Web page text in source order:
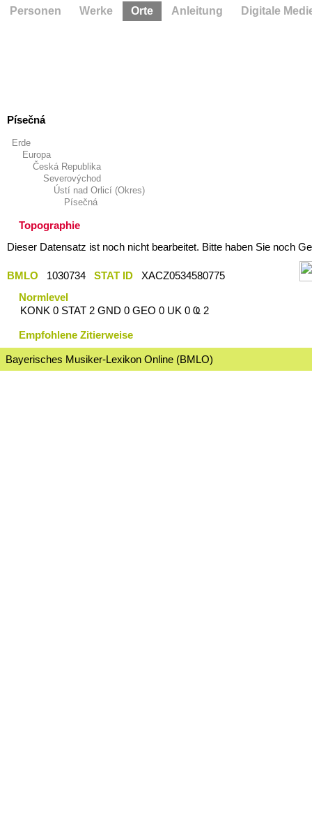
Písečná
Erde
Europa
Česká Republika
Severovýchod
Ústí nad Orlicí (Okres)
Písečná
Topographie
Dieser Datensatz ist noch nicht bearbeitet. Bitte haben Sie noch
BMLO 1030734 STAT ID
XACZ0534580775
Normlevel
KONK 0 STAT 2 GND 0 GEO 0 UK 0 Ҩ 2
Empfohlene Zitierweise
Bayerisches Musiker-Lexikon Online (BMLO)
Personen Werke Orte Anleitung Digitale